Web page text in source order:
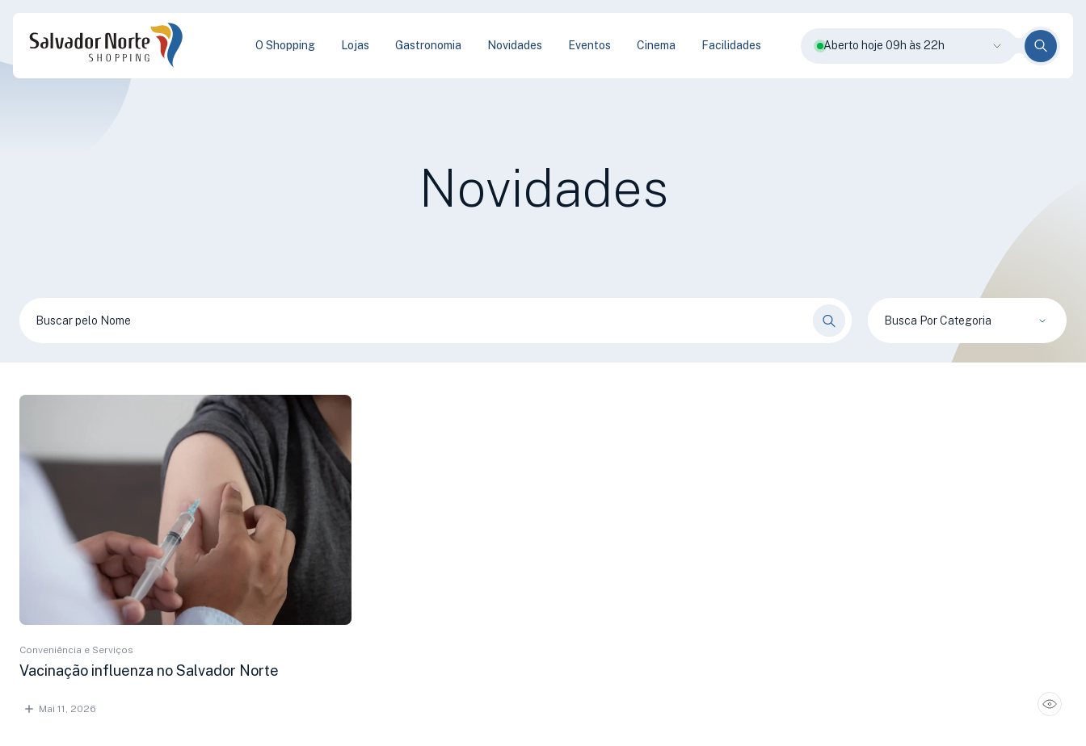
O Shopping Lojas Gastronomia Novidades Eventos Cinema Facilidades Aberto hoje 09h às 22h
Novidades
Busca Por Categoria
Conveniência e Serviços
Vacinação influenza no Salvador Norte
Mai 11, 2026